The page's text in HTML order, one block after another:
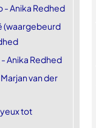
- Anika Redhed
(waargebeurd
Anika Redhed
van der
tot